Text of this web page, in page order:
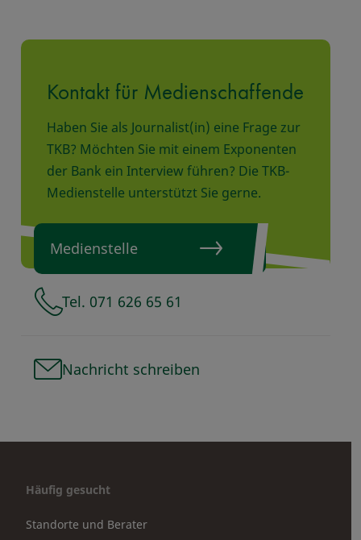
Kontakt für Medienschaffende
Haben Sie als Journalist(in) eine Frage zur
TKB? Möchten Sie mit einem Exponenten
der Bank ein Interview führen? Die TKB-
Medienstelle unterstützt Sie gerne.
Medienstelle
Tel. 071 626 65 61
Nachricht schreiben
Häufig gesucht
Standorte und Berater